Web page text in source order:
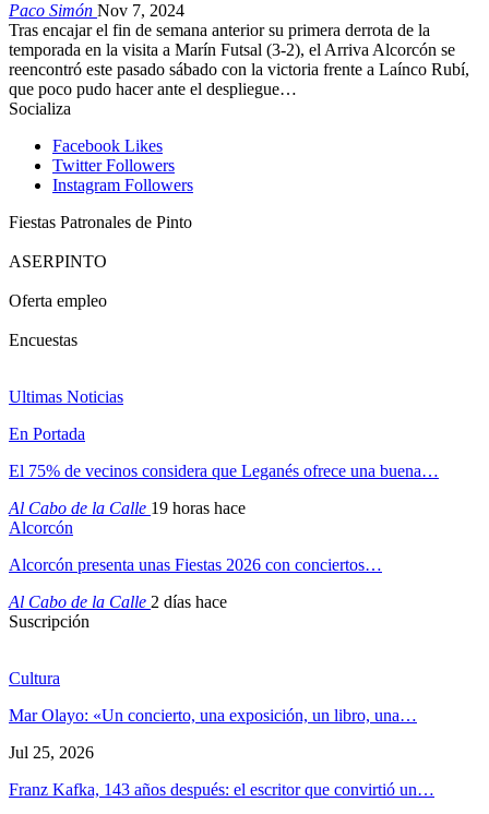
Paco Simón Nov 7, 2024
Tras encajar el fin de semana anterior su primera derrota de la
temporada en la visita a Marín Futsal (3-2), el Arriva Alcorcón se
reencontró este pasado sábado con la victoria frente a Laínco Rubí,
que poco pudo hacer ante el despliegue…
Socializa
Facebook Likes
Twitter Followers
Instagram Followers
Fiestas Patronales de Pinto
ASERPINTO
Oferta empleo
Encuestas
Ultimas Noticias
En Portada
El 75% de vecinos considera que Leganés ofrece una buena…
Al Cabo de la Calle 19 horas hace
Alcorcón
Alcorcón presenta unas Fiestas 2026 con conciertos…
Al Cabo de la Calle 2 días hace
Suscripción
Cultura
Mar Olayo: «Un concierto, una exposición, un libro, una…
Jul 25, 2026
Franz Kafka, 143 años después: el escritor que convirtió un…